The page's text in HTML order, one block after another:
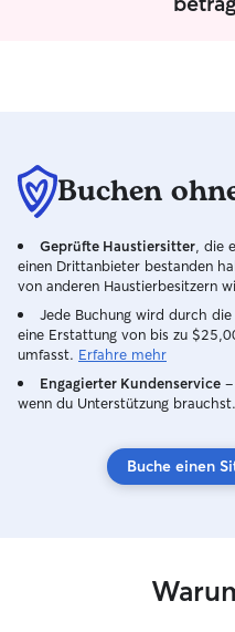
Buchen
Geprüfte Haustiersitter , die
einen Drittanbieter bestanden
von anderen Haustierbesitzern
Jede Buchung wird durch
eine Erstattung von bis zu
umfasst. Erfahre mehr
Engagierter Kundenservice
wenn du Unterstützung brauchst.
Buche einen